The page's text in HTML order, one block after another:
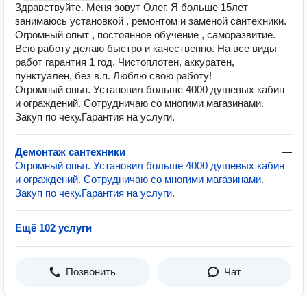
Здравствуйте. Меня зовут Олег. Я больше 15лет
занимаюсь установкой , ремонтом и заменой сантехники.
Огромный опыт , постоянное обучение , саморазвитие.
Всю работу делаю быстро и качественно. На все виды
работ гарантия 1 год. Чистоплотен, аккуратен,
пунктуален, без в.п. Люблю свою работу!
Огромный опыт. Установил больше 4000 душевых кабин
и ограждений. Сотрудничаю со многими магазинами.
Закуп по чеку.Гарантия на услуги.
Демонтаж сантехники
—
Огромный опыт. Установил больше 4000 душевых кабин
и ограждений. Сотрудничаю со многими магазинами.
Закуп по чеку.Гарантия на услуги.
Ещё 102 услуги
Позвонить Чат